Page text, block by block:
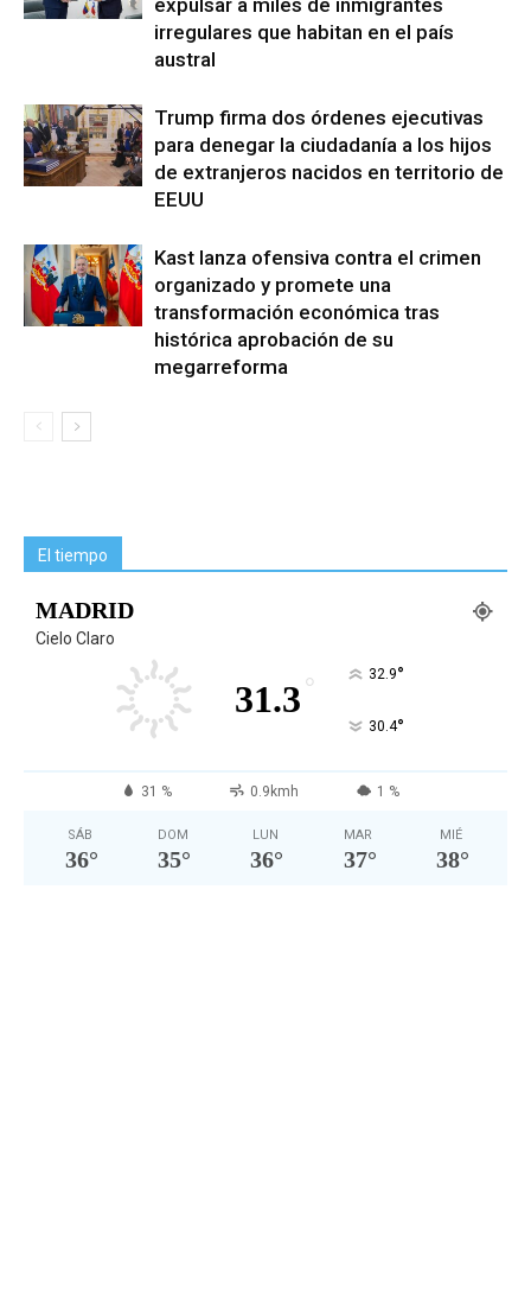
expulsar a miles de inmigrantes
irregulares que habitan en el país
austral
Trump firma dos órdenes ejecutivas
para denegar la ciudadanía a los hijos
de extranjeros nacidos en territorio de
EEUU
Kast lanza ofensiva contra el crimen
organizado y promete una
transformación económica tras
histórica aprobación de su
megarreforma
El tiempo
MADRID
Cielo Claro
31.3 ° 32.9°
30.4°
31 % 0.9kmh 1 %
SÁB
36°
DOM
35°
LUN
36°
MAR
37°
MIÉ
38°